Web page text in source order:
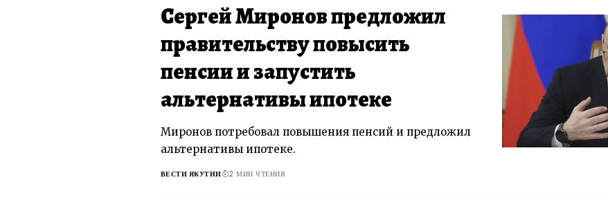
Сергей Миронов предложил
правительству повысить
пенсии и запустить
альтернативы ипотеке
Миронов потребовал повышения пенсий и предложил
альтернативы ипотеке.
ВЕСТИ ЯКУТИИ 2 МИН ЧТЕНИЯ